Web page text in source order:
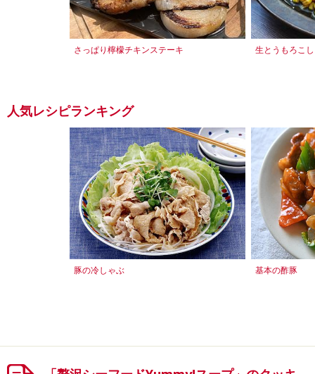
さっぱり檸檬チキンステーキ 生とうもろこ
人気レシピランキング
豚の冷しゃぶ 基本の酢豚